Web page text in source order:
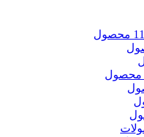
11 محصول